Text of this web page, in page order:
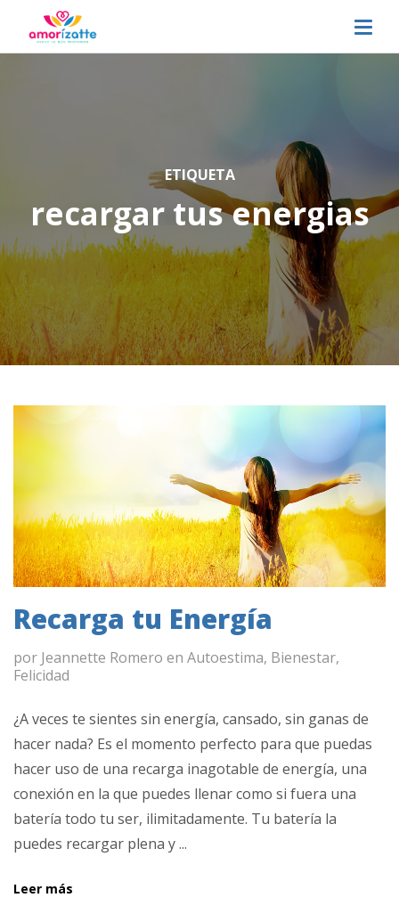
ETIQUETA
recargar tus energias
Recarga tu Energía
por Jeannette Romero en Autoestima, Bienestar,
Felicidad
¿A veces te sientes sin energía, cansado, sin ganas de
hacer nada? Es el momento perfecto para que puedas
hacer uso de una recarga inagotable de energía, una
conexión en la que puedes llenar como si fuera una
batería todo tu ser, ilimitadamente. Tu batería la
puedes recargar plena y ...
Leer más